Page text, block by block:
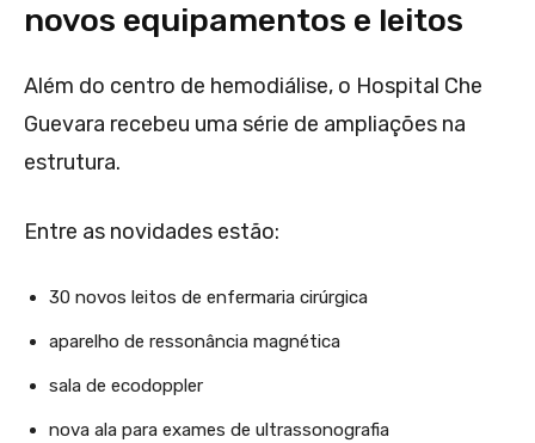
novos equipamentos e leitos
Além do centro de hemodiálise, o Hospital Che
Guevara recebeu uma série de ampliações na
estrutura.
Entre as novidades estão:
30 novos leitos de enfermaria cirúrgica
aparelho de ressonância magnética
sala de ecodoppler
nova ala para exames de ultrassonografia